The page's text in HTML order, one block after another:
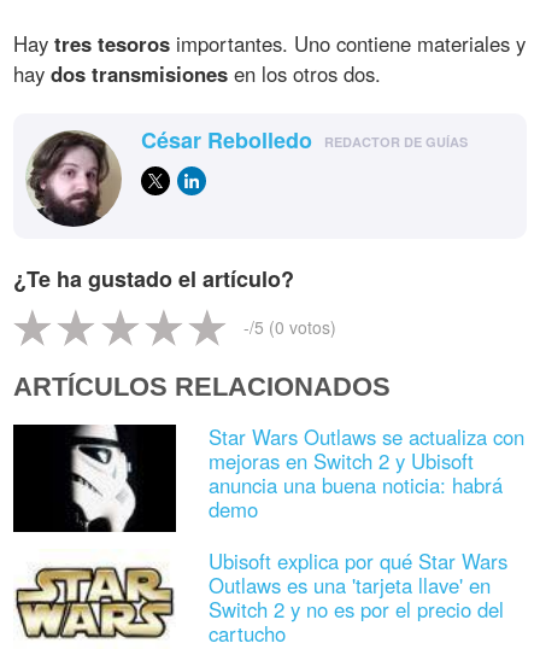
Haytres tesoros importantes. Uno contiene materiales y
haydos transmisiones en los otros dos.
César Rebolledo REDACTOR DE GUÍAS
¿Te ha gustado el artículo?
-/5 (0 votos)
ARTÍCULOS RELACIONADOS
Star Wars Outlaws se actualiza con
mejoras en Switch 2 y Ubisoft
anuncia una buena noticia: habrá
demo
Ubisoft explica por qué Star Wars
Outlaws es una 'tarjeta llave' en
Switch 2 y no es por el precio del
cartucho